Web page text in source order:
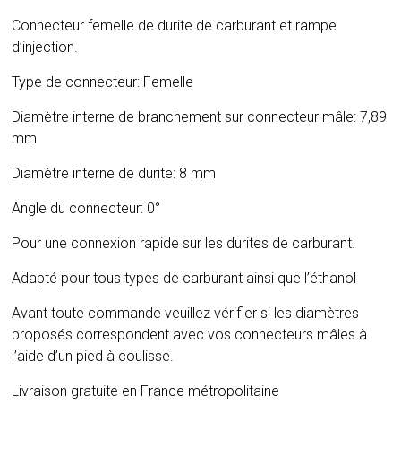
/
Durite
mm
0°
/
Connecteur femelle de durite de carburant et rampe
d’injection.
Type de connecteur: Femelle
Diamètre interne de branchement sur connecteur mâle: 7,89
mm
Diamètre interne de durite: 8 mm
Angle du connecteur: 0°
Pour une connexion rapide sur les durites de carburant.
Adapté pour tous types de carburant ainsi que l’éthanol
Avant toute commande veuillez vérifier si les diamètres
proposés correspondent avec vos connecteurs mâles à
l’aide d’un pied à coulisse.
Livraison gratuite en France métropolitaine